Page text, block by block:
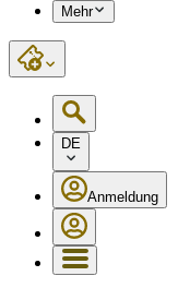
Mehr
DE
Anmeldung